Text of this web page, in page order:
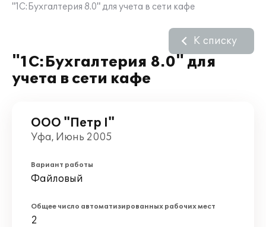
"1С:Бухгалтерия 8.0" для учета в сети кафе
"1С:Бухгалтерия 8.0" для
учета в сети кафе
К списку
ООО "Петр I"
Уфа, Июнь 2005
Вариант работы
Файловый
Общее число автоматизированных рабочих мест
2